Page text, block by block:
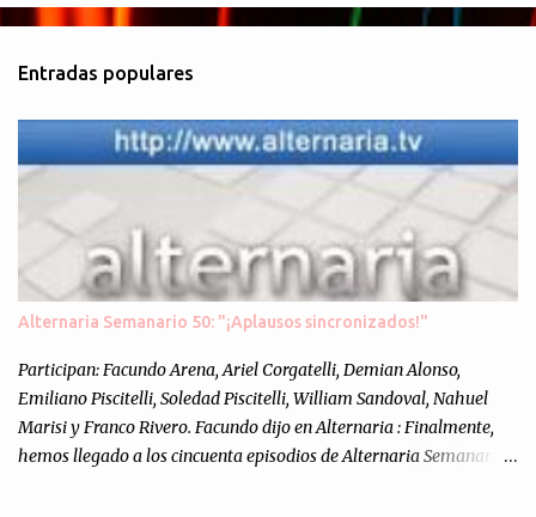
o
e
n
t
o
s
Entradas populares
Alternaria Semanario 50: "¡Aplausos sincronizados!"
Participan: Facundo Arena, Ariel Corgatelli, Demian Alonso,
Emiliano Piscitelli, Soledad Piscitelli, William Sandoval, Nahuel
Marisi y Franco Rivero. Facundo dijo en Alternaria : Finalmente,
hemos llegado a los cincuenta episodios de Alternaria Semanario.